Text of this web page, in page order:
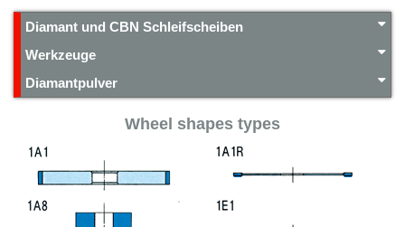
Diamant und CBN Schleifscheiben
Werkzeuge
Diamantpulver
Wheel shapes types